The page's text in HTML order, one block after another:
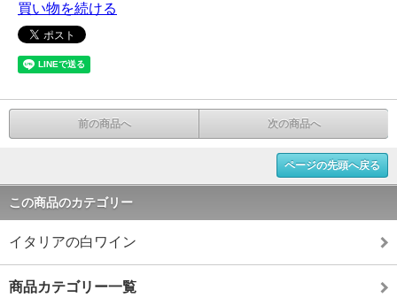
買い物を続ける
前の商品へ 次の商品へ
ページの先頭へ戻る
この商品のカテゴリー
イタリアの白ワイン
商品カテゴリー一覧